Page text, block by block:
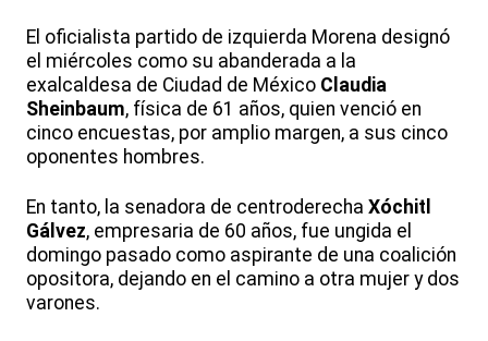
El oficialista partido de izquierda Morena designó
el miércoles como su abanderada a la
exalcaldesa de Ciudad de México Claudia
Sheinbaum, física de 61 años, quien venció en
cinco encuestas, por amplio margen, a sus cinco
oponentes hombres.
En tanto, la senadora de centroderecha Xóchitl
Gálvez, empresaria de 60 años, fue ungida el
domingo pasado como aspirante de una coalición
opositora, dejando en el camino a otra mujer y dos
varones.